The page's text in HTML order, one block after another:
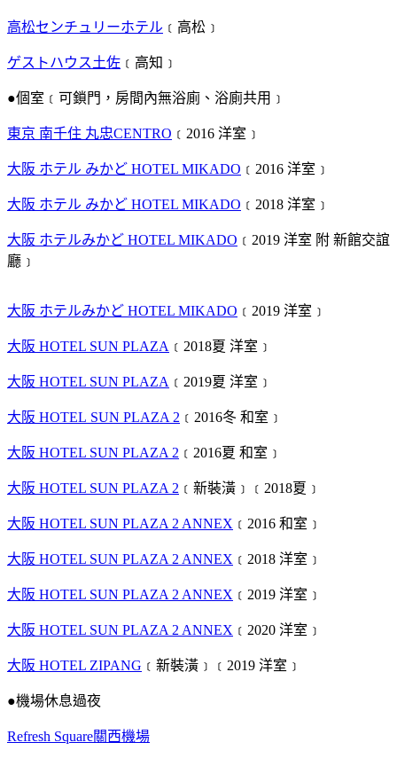
高松センチュリーホテル ﹝高松﹞
ゲストハウス土佐 ﹝高知﹞
●個室﹝可鎖門，房間內無浴廁、浴廁共用﹞
東京 南千住 丸忠CENTRO ﹝2016 洋室﹞
大阪 ホテル みかど HOTEL MIKADO ﹝2016 洋室﹞
大阪 ホテル みかど HOTEL MIKADO ﹝2018 洋室﹞
大阪 ホテルみかど HOTEL MIKADO ﹝2019 洋室 附 新館交誼
廳﹞
大阪 ホテルみかど HOTEL MIKADO ﹝2019 洋室﹞
大阪 HOTEL SUN PLAZA ﹝2018夏 洋室﹞
大阪 HOTEL SUN PLAZA ﹝2019夏 洋室﹞
大阪 HOTEL SUN PLAZA 2 ﹝2016冬 和室﹞
大阪 HOTEL SUN PLAZA 2 ﹝2016夏 和室﹞
大阪 HOTEL SUN PLAZA 2 ﹝新裝潢﹞﹝2018夏﹞
大阪 HOTEL SUN PLAZA 2 ANNEX ﹝2016 和室﹞
大阪 HOTEL SUN PLAZA 2 ANNEX ﹝2018 洋室﹞
大阪 HOTEL SUN PLAZA 2 ANNEX ﹝2019 洋室﹞
大阪 HOTEL SUN PLAZA 2 ANNEX ﹝2020 洋室﹞
大阪 HOTEL ZIPANG ﹝新裝潢﹞﹝2019 洋室﹞
●機場休息過夜
Refresh Square關西機場